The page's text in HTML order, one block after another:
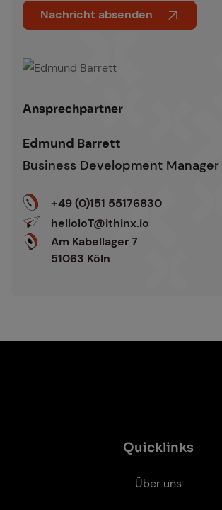
O
-
E
n
r
s
ä
Nachricht absenden
l
n
a
i
v
e
An­sprech­part­ner
Edmund Barrett
Business Development Manager
+49 (0)151 55176830
helloIoT@ithinx.io
Am Kabellager 7
51063 Köln
Quicklinks
Über uns